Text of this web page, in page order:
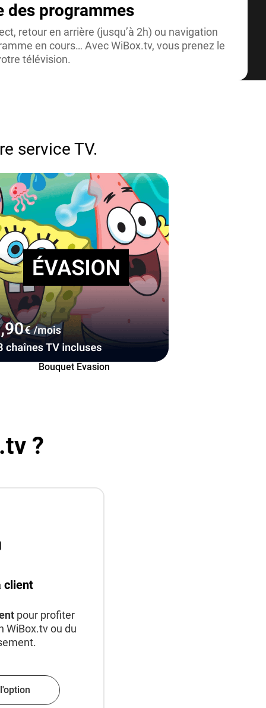
des programmes
retour en arrière (jusqu’à 2h) ou navigation
en cours… Avec WiBox.tv, vous prenez le
télévision.
service TV.
Bouquet Évasion
?
client
pour profiter
WiBox.tv ou du